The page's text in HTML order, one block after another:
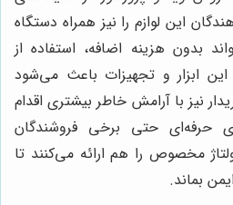
این لوازم را نیز همراه دستگاه
بدون هزینه اضافه، استفاده از
این ابزار و تجهیزات باعث می‌شود
نیز با آرامش خاطر بیشتری اقدام
حرفه‌ای حتی برخی فروشندگان
مخصوص را هم ارائه می‌کنند تا
بماند.